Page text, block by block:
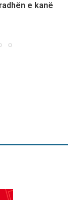
e kanë